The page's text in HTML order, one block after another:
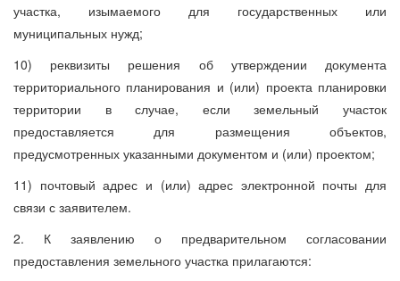
участка, изымаемого для государственных или
муниципальных нужд;
10) реквизиты решения об утверждении документа
территориального планирования и (или) проекта планировки
территории в случае, если земельный участок
предоставляется для размещения объектов,
предусмотренных указанными документом и (или) проектом;
11) почтовый адрес и (или) адрес электронной почты для
связи с заявителем.
2. К заявлению о предварительном согласовании
предоставления земельного участка прилагаются: